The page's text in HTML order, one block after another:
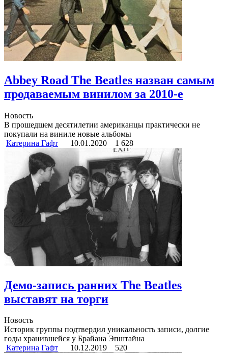
Abbey Road The Beatles назван самым
продаваемым винилом за 2010-е
Новость
В прошедшем десятилетии американцы практически не
покупали на виниле новые альбомы
Катерина Гафт
10.01.2020 1 628
Демо-запись ранних The Beatles
выставят на торги
Новость
Историк группы подтвердил уникальность записи, долгие
годы хранившейся у Брайана Эпштайна
Катерина Гафт
10.12.2019 520